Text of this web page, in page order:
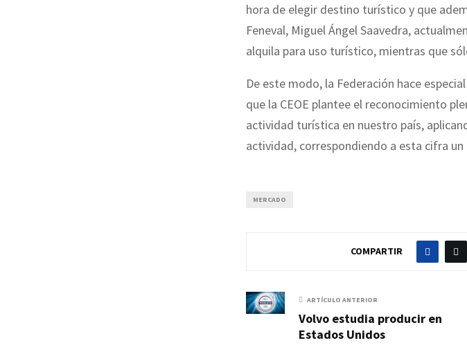
hora de elegir destino turístico y que
Feneval, Miguel Ángel Saavedra,
alquila para uso turístico, mientras que
De este modo, la Federación hace
que la CEOE plantee el reconocimiento
actividad turística en nuestro país,
actividad, correspondiendo a esta cifra
MERCADO
COMPARTIR
ARTÍCULO ANTERIOR
Volvo estudia producir en
Estados Unidos